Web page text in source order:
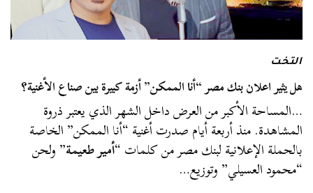
التخت
هل يثير اعلان بنك مصر “أنا الممكن” أزمة كبيرة بين صناع الأغنية؟
…المساحة الأكبر من العرض داخل الشهر الذي يعتبر ذروة
المشاهدة. منذ أربعة أيام صدرت أغنية “أنا الممكن” الخاصة
بالحملة الإعلانية لبنك مصر من كلمات “أمير طعيمة” ولحن
“محمود العسيلي” وتوزيع…